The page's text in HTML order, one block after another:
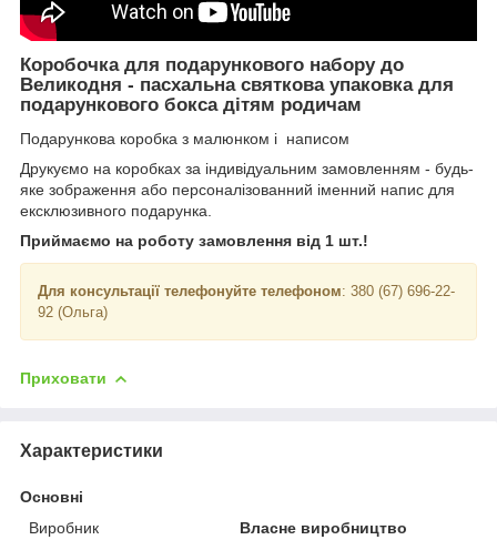
Коробочка для подарункового набору до
Великодня - пасхальна святкова упаковка для
подарункового бокса дітям родичам
Подарункова коробка з малюнком і написом
Друкуємо на коробках за індивідуальним замовленням - будь-
яке зображення або персоналізованний іменний напис для
ексклюзивного подарунка.
Приймаємо на роботу замовлення від 1 шт.!
Для консультації телефонуйте телефоном: 380 (67) 696-22-
92 (Ольга)
Приховати
Характеристики
Основні
Виробник
Власне виробництво